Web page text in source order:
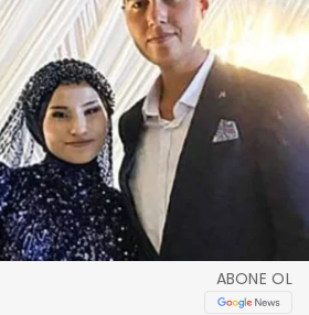
ABONE OL